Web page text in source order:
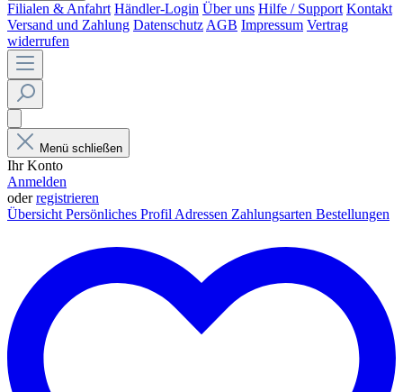
Filialen & Anfahrt Händler-Login Über uns Hilfe / Support Kontakt
Versand und Zahlung Datenschutz AGB Impressum Vertrag
widerrufen
Menü schließen
Ihr Konto
Anmelden
oderregistrieren
Übersicht Persönliches Profil Adressen Zahlungsarten Bestellungen